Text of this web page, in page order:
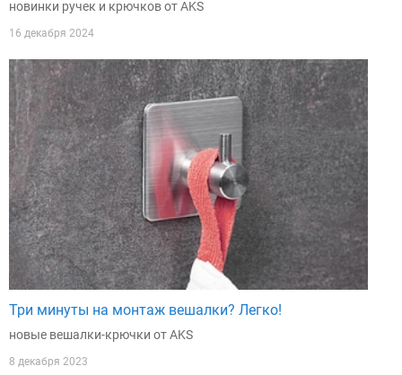
новинки ручек и крючков от AKS
16 декабря 2024
Три минуты на монтаж вешалки? Легко!
новые вешалки-крючки от AKS
8 декабря 2023